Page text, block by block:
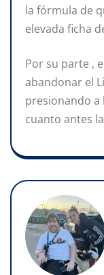
la fórmula de
elevada ficha
Por su parte ,
abandonar el
presionando
cuanto antes